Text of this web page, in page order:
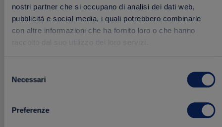
nostri partner che si occupano di analisi dei dati web,
pubblicità e social media, i quali potrebbero combinarle
con altre informazioni che ha fornito loro o che hanno
delNecessari
Preferenze
Pesto Fresco 100% Vegetale